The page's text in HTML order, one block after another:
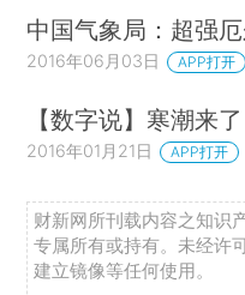
中国气象局：超强
2016年06月03日 APP打开
【数字说】寒潮来
2016年01月21日 APP打开
财新网所刊载内容之知识
专属所有或持有。未经许
建立镜像等任何使用。